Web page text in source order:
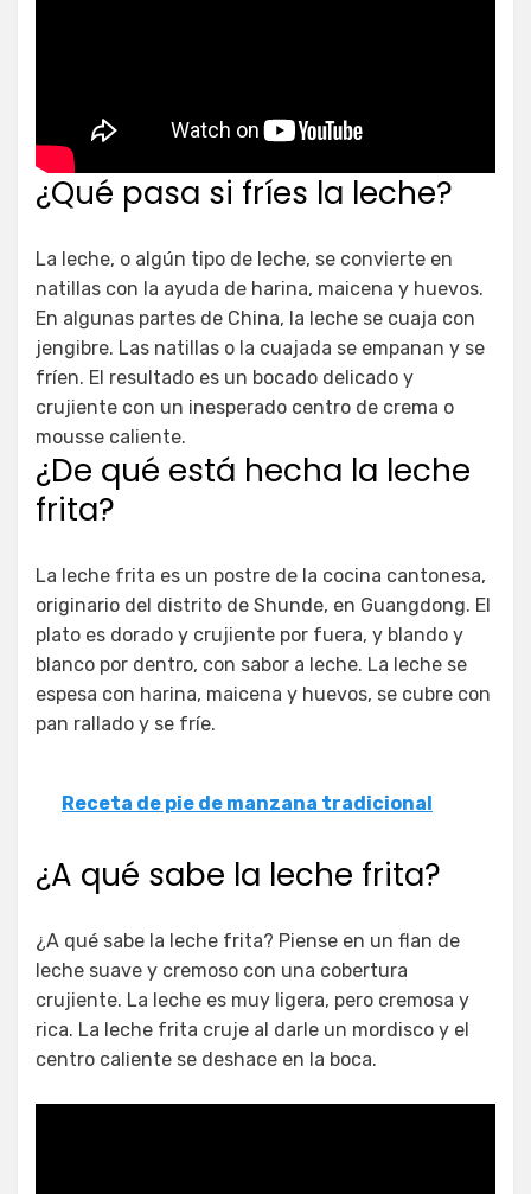
¿Qué pasa si fríes la leche?
La leche, o algún tipo de leche, se convierte en
natillas con la ayuda de harina, maicena y huevos.
En algunas partes de China, la leche se cuaja con
jengibre. Las natillas o la cuajada se empanan y se
fríen. El resultado es un bocado delicado y
crujiente con un inesperado centro de crema o
mousse caliente.
¿De qué está hecha la leche
frita?
La leche frita es un postre de la cocina cantonesa,
originario del distrito de Shunde, en Guangdong. El
plato es dorado y crujiente por fuera, y blando y
blanco por dentro, con sabor a leche. La leche se
espesa con harina, maicena y huevos, se cubre con
pan rallado y se fríe.
Receta de pie de manzana tradicional
¿A qué sabe la leche frita?
¿A qué sabe la leche frita? Piense en un flan de
leche suave y cremoso con una cobertura
crujiente. La leche es muy ligera, pero cremosa y
rica. La leche frita cruje al darle un mordisco y el
centro caliente se deshace en la boca.